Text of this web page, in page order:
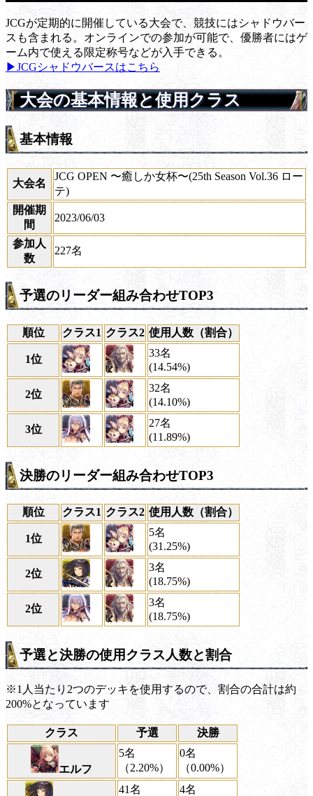
JCGが定期的に開催している大会で、競技にはシャドウバー
スも含まれる。オンラインでの参加が可能で、優勝者にはゲ
ーム内で使える限定称号などが入手できる。
▶JCGシャドウバースはこちら
大会の基本情報と使用クラス
基本情報
大会名
JCG OPEN 〜癒しか女杯〜(25th Season Vol.36 ロー
テ)
開催期
間
2023/06/03
参加人
数
227名
予選のリーダー組み合わせTOP3
順位 クラス1 クラス2 使用人数（割合）
1位
33名
(14.54%)
2位
32名
(14.10%)
3位
27名
(11.89%)
決勝のリーダー組み合わせTOP3
順位 クラス1 クラス2 使用人数（割合）
1位
5名
(31.25%)
2位
3名
(18.75%)
2位
3名
(18.75%)
予選と決勝の使用クラス人数と割合
※1人当たり2つのデッキを使用するので、割合の合計は約
200%となっています
クラス 予選 決勝
エルフ
5名
（2.20%）
0名
（0.00%）
41名
4名